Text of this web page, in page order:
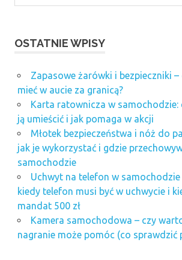
OSTATNIE WPISY
Zapasowe żarówki i bezpieczniki –
mieć w aucie za granicą?
Karta ratownicza w samochodzie:
ją umieścić i jak pomaga w akcji
Młotek bezpieczeństwa i nóż do
jak je wykorzystać i gdzie
samochodzie
Uchwyt na telefon w samochodzie
kiedy telefon musi być w uchwycie i
mandat 500 zł
Kamera samochodowa – czy
nagranie może pomóc (co sprawdzić